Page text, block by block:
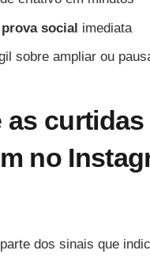
prova social imediata
sobre ampliar ou
as curtidas
no
dos sinais que